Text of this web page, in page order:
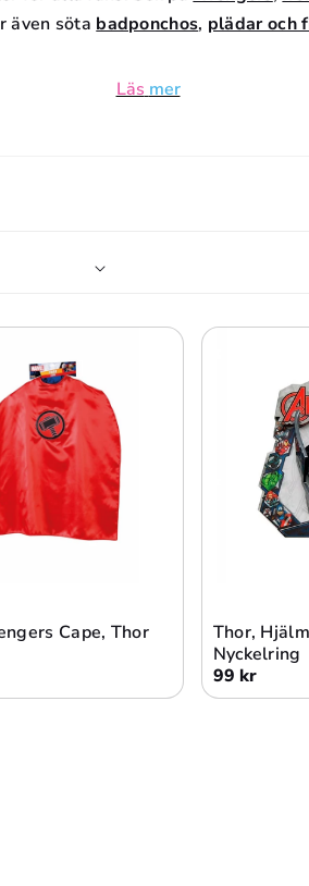
D
I
E
:
även söta badponchos, plädar och
Läs mer
Cape, Thor
Thor,
Nyckelring
99 kr